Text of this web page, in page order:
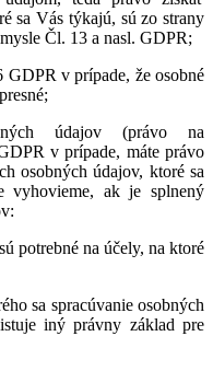
sa Vás týkajú, sú zo strany
Čl. 13 a nasl. GDPR;
GDPR v prípade, že osobné
údajov (právo na
v prípade, máte právo
osobných údajov, ktoré sa
vyhovieme, ak je splnený
potrebné na účely, na ktoré
sa spracúvanie osobných
iný právny základ pre